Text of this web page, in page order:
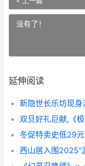
没有了！
延伸阅读